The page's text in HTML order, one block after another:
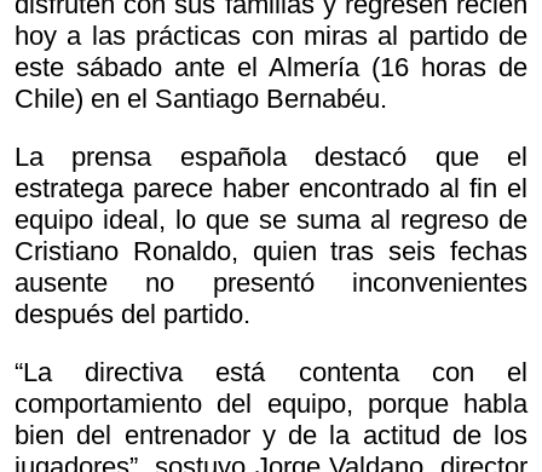
hoy a las prácticas con miras al partido de
este sábado ante el Almería (16 horas de
Chile) en el Santiago Bernabéu.
La prensa española destacó que el
estratega parece haber encontrado al fin el
equipo ideal, lo que se suma al regreso de
Cristiano Ronaldo, quien tras seis fechas
ausente no presentó inconvenientes
después del partido.
“La directiva está contenta con el
comportamiento del equipo, porque habla
bien del entrenador y de la actitud de los